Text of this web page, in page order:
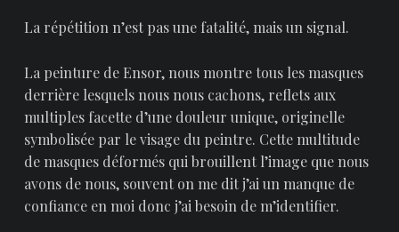
La répétition n’est pas une fatalité, mais un signal.
La peinture de Ensor, nous montre tous les masques
derrière lesquels nous nous cachons, reflets aux
multiples facette d’une douleur unique, originelle
symbolisée par le visage du peintre. Cette multitude
de masques déformés qui brouillent l’image que nous
avons de nous, souvent on me dit j’ai un manque de
confiance en moi donc j’ai besoin de m’identifier.